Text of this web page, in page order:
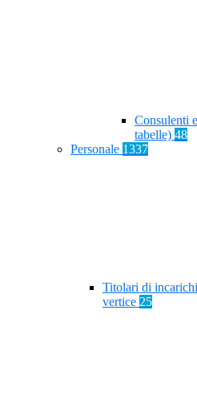
Consulenti
tabelle) 48
Personale 1337
Titolari di
vertice 25